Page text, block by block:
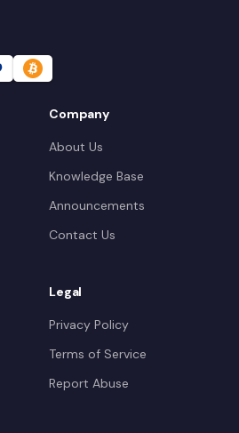
Company
About Us
Knowledge Base
Announcements
Contact Us
Legal
Privacy Policy
Terms of Service
Report Abuse